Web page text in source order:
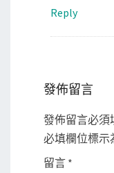
Reply
發佈留言
發佈留言必須
必填欄位標示
留言 *